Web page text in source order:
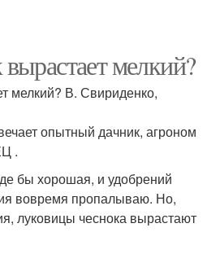
мелкий?
мелкий? В. Свириденко,
опытный дачник, агроном
.
бы хорошая, и удобрений
вовремя пропалываю. Но,
луковицы чеснока вырастают